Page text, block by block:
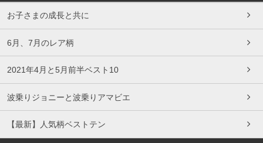
お子さまの成長と共に
6月、7月のレア柄
2021年4月と5月前半ベスト10
波乗りジョニーと波乗りアマビエ
【最新】人気柄ベストテン